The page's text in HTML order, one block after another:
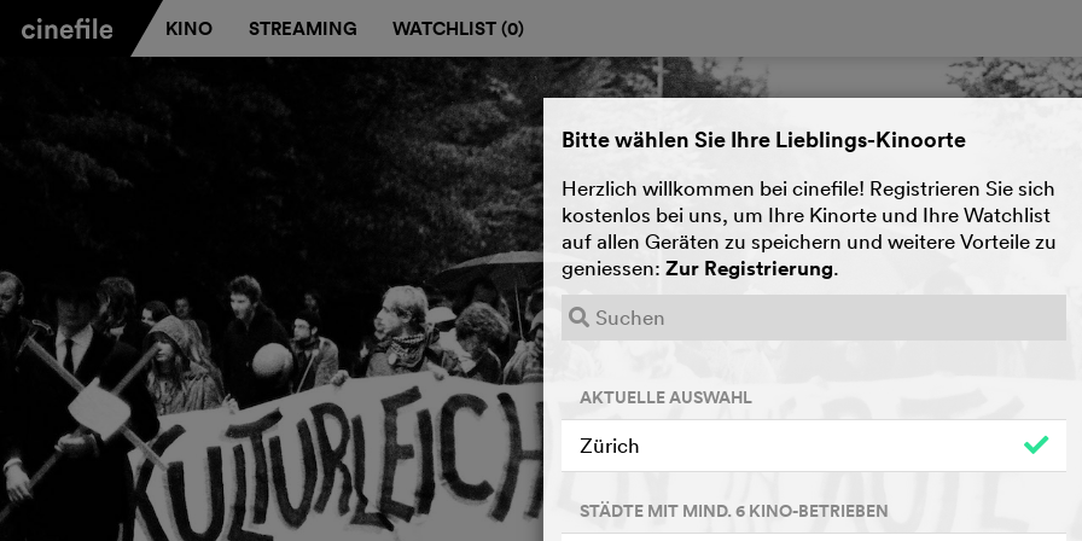
KINO STREAMING WATCHLIST (0)
Bitte wählen Sie Ihre Lieblings-Kinoorte
Herzlich willkommen bei cinefile! Registrieren Sie sich
kostenlos bei uns, um Ihre Kinorte und Ihre Watchlist
auf allen Geräten zu speichern und weitere Vorteile zu
geniessen: Zur Registrierung.
AKTUELLE AUSWAHL
Zürich
STÄDTE MIT MIND. 6 KINO-BETRIEBEN